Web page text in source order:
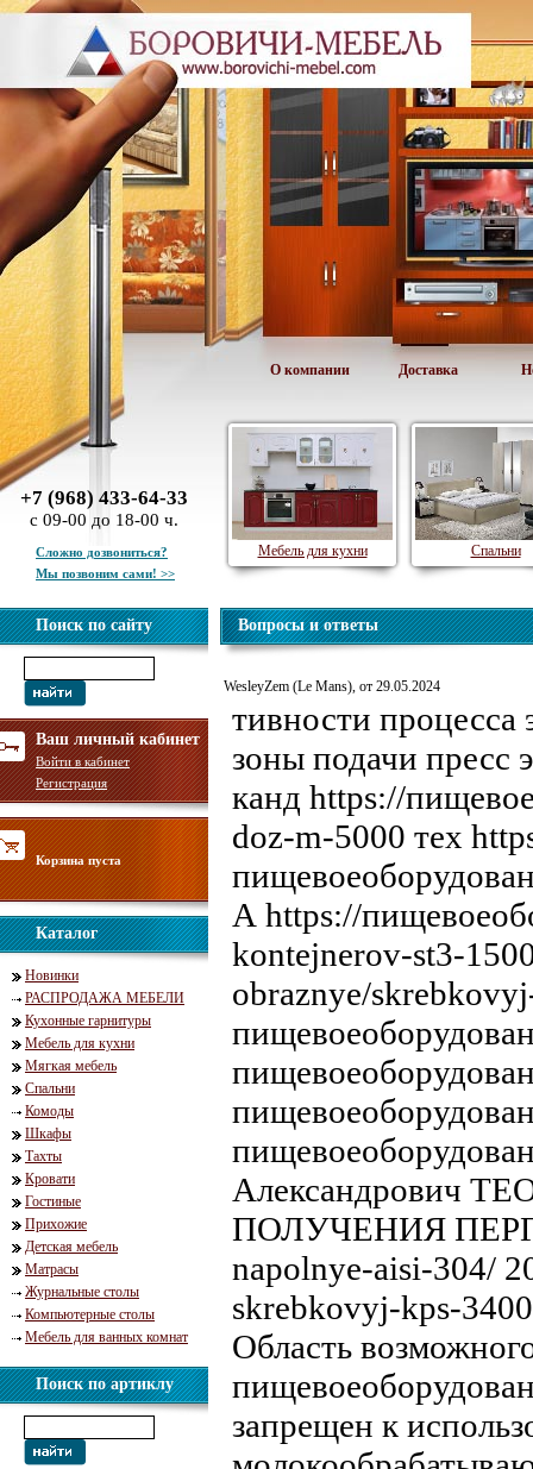
О компании Доставка
+7 (968) 433-64-33
с 09-00 до 18-00 ч.
Сложно дозвониться?
Мы позвоним сами! >>
Поиск по сайту
Ваш личный кабинет
Войти в кабинет
Регистрация
Корзина пуста
Каталог
Новинки
РАСПРОДАЖА МЕБЕЛИ
Кухонные гарнитуры
Мебель для кухни
Мягкая мебель
Спальни
Комоды
Шкафы
Тахты
Кровати
Гостиные
Прихожие
Детская мебель
Матрасы
Журнальные столы
Компьютерные столы
Мебель для ванных комнат
Поиск по артиклу
Мебель для кухни Спальни
Вопросы и ответы
WesleyZem (Le Mans), от 29.05.2024
тивности процесса
зоны подачи пресс
канд https://
doz-m-5000 тех
А https://
kontejnerov-st3-
obraznye/
ПОЛУЧЕНИЯ ПЕРГИ
napolnye-aisi-304/
skrebkovyj-kps-
Область
запрещен к